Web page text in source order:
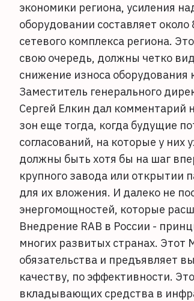
экономики региона, усиления
оборудовании составляет
сетевого комплекса региона.
свою очередь, должны четко
снижение износа оборудования
Заместитель генерального
Сергей Елкин дал комментарий
зон еще тогда, когда будущие
согласований, на которые у
должны быть хотя бы на шаг
крупного завода или открытии
для их вложения. И далеко не
энергомощностей, которые
Внедрение RAB в России -
многих развитых странах.
обязательства и предъявляет
качеству, по эффективности.
вкладывающих средства в